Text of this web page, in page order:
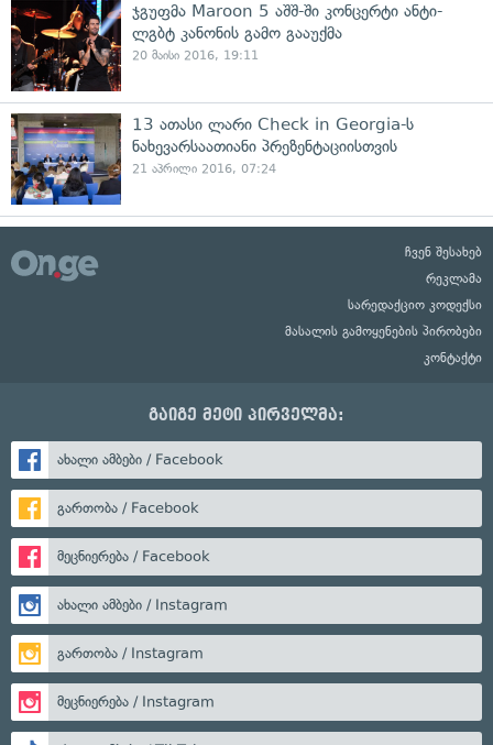
ჯგუფმა Maroon 5 აშშ-ში კონცერტი ანტი-
ლგბტ კანონის გამო გააუქმა
20 მაისი 2016, 19:11
13 ათასი ლარი Check in Georgia-ს
ნახევარსაათიანი პრეზენტაციისთვის
21 აპრილი 2016, 07:24
ჩვენ შესახებ
რეკლამა
სარედაქციო კოდექსი
მასალის გამოყენების პირობები
კონტაქტი
გაიგე მეტი პირველმა:
ახალი ამბები / Facebook
გართობა / Facebook
მეცნიერება / Facebook
ახალი ამბები / Instagram
გართობა / Instagram
მეცნიერება / Instagram